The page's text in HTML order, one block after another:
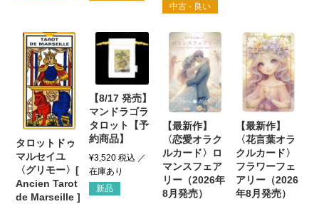
中古 - 良い
タロットドゥ
マルセイユ
〈グリモー〉[
Ancien Tarot
de Marseille ]
【8/17 発売】
マンドラゴラ
タロット【予
約商品】
¥3,520 税込
新品
【最新作】
〈恋愛オラク
ルカード〉ロ
マンスフェア
リー（2026年
8月発売）
【最新作】
〈花言葉オラ
クルカード〉
フラワーフェ
アリー（2026
年8月発売）